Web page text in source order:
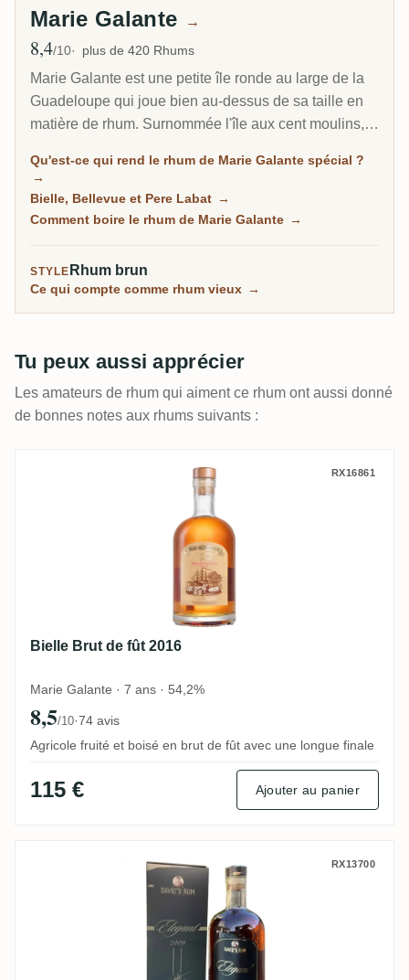
Marie Galante →
Note moyenne
8,4/10 plus de 420 Rhums
Marie Galante est une petite île ronde au large de la
Guadeloupe qui joue bien au-dessus de sa taille en
matière de rhum. Surnommée l'île aux cent moulins,
souvent embouteillé à 59 degrés et plus, depuis trois
distilleries en activité. Pour les amateurs d'agricole,
c'est l'un des coins les plus typés du monde du rhum
Qu'est-ce qui rend le rhum de Marie Galante spécial ?
→
Bielle, Bellevue et Pere Labat →
Comment boire le rhum de Marie Galante →
STYLE Rhum brun
Ce qui compte comme rhum vieux →
Tu peux aussi apprécier
Les amateurs de rhum qui aiment ce rhum ont aussi donné
de bonnes notes aux rhums suivants :
Bielle Brut de fût 2016 RX16861
Bielle Brut de fût 2016
Marie Galante · 7 ans · 54,2%
8,5/10·74 avis
Agricole fruité et boisé en brut de fût avec une longue finale
115 € Ajouter au panier
David's Rum Selection Bielle Elegant 2009
RX13700